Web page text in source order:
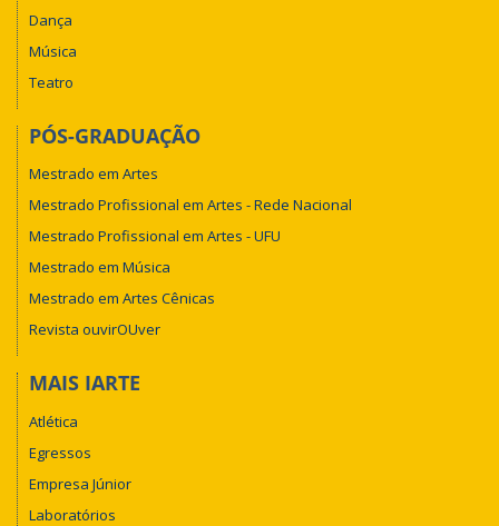
Dança
Música
Teatro
PÓS-GRADUAÇÃO
Mestrado em Artes
Mestrado Profissional em Artes - Rede Nacional
Mestrado Profissional em Artes - UFU
Mestrado em Música
Mestrado em Artes Cênicas
Revista ouvirOUver
MAIS IARTE
Atlética
Egressos
Empresa Júnior
Laboratórios